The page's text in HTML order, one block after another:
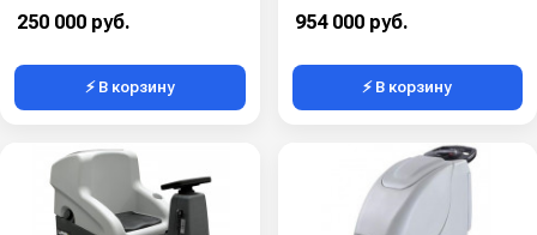
250 000 руб.
⚡ В корзину
Напряжение (В):
954 000 руб.
⚡ В корзину